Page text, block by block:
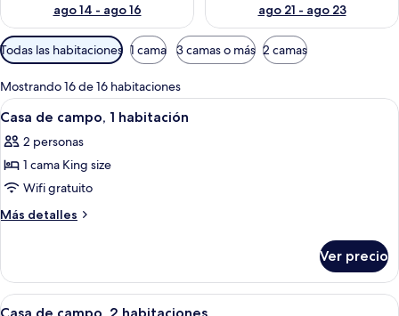
ago 14 - ago 16
ago 21 - ago 23
Filtros
disponibles
para
las
habitaciones
Todas las habitaciones 1 cama 3 camas o más 2 camas
Mostrando 16 de 16 habitaciones
Abrir
todas
las
fotos
de
Casa
1
habitación
Una habitación de hotel con una
2
Casa de campo, 1 habitación
2 personas
1 cama King size
Wifi gratuito
Más detalles
Más
de
campo,
1
Ver precio
Abrir
Habitación de hotel con dos camas,
2